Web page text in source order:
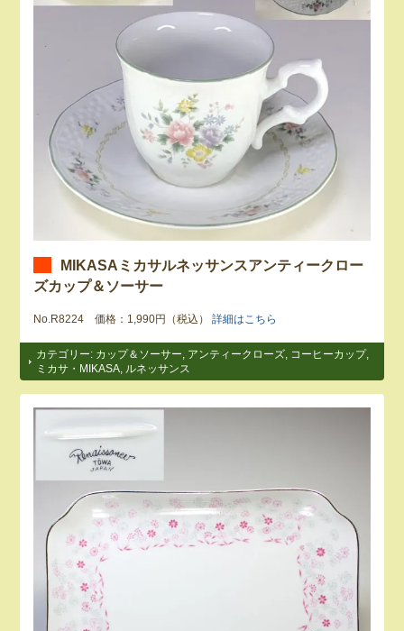
MIKASAミカサルネッサンスアンティークロー
ズカップ＆ソーサー
No.R8224 価格：1,990円（税込）詳細はこちら
カテゴリー: カップ＆ソーサー アンティークローズ コーヒーカップ
ミカサ・MIKASA
ルネッサンス